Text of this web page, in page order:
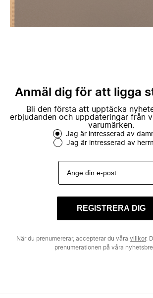
Anmäl dig för att ligga
Bli den första att upptäcka
erbjudanden och uppdateringar från
varumärken.
Jag är intresserad av
Jag är intresserad av
REGISTRERA DIG
När du prenumererar, accepterar du våra villkor.
prenumerationen på våra